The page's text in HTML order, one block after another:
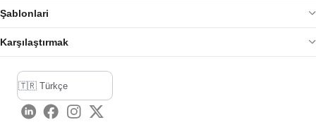
Şablonlari
Karşılaştırmak
LinkedInFacebook
Instagram
Twitter